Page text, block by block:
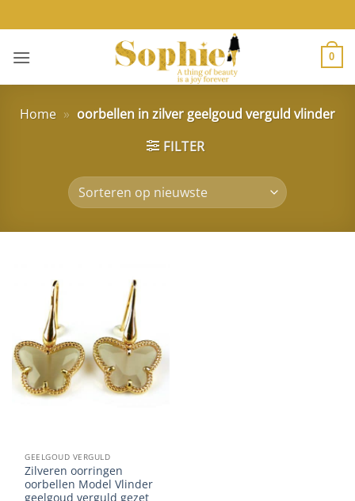
naar
inhoud
0
Home » oorbellen in zilver geelgoud verguld vlinder
FILTER
GEELGOUD VERGULD
Zilveren oorringen
oorbellen Model Vlinder
geelgoud verguld gezet